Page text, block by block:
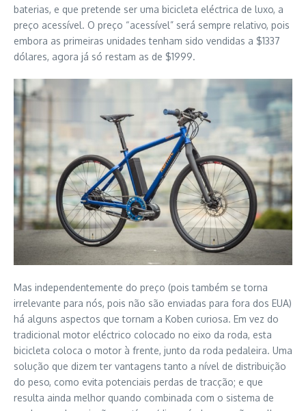
baterias, e que pretende ser uma bicicleta eléctrica de luxo, a
preço acessível. O preço “acessível” será sempre relativo, pois
embora as primeiras unidades tenham sido vendidas a $1337
dólares, agora já só restam as de $1999.
Mas independentemente do preço (pois também se torna
irrelevante para nós, pois não são enviadas para fora dos EUA)
há alguns aspectos que tornam a Koben curiosa. Em vez do
tradicional motor eléctrico colocado no eixo da roda, esta
bicicleta coloca o motor à frente, junto da roda pedaleira. Uma
solução que dizem ter vantagens tanto a nível de distribuição
do peso, como evita potenciais perdas de tracção; e que
resulta ainda melhor quando combinada com o sistema de